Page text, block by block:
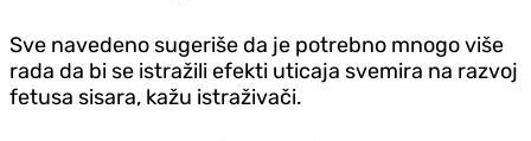
Sve navedeno sugeriše da je potrebno mnogo više
rada da bi se istražili efekti uticaja svemira na razvoj
fetusa sisara, kažu istraživači.